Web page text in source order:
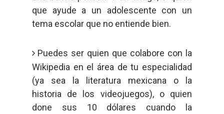
que ayude a un adolescente con un
tema escolar que no entiende bien.
Puedes ser quien que colabore con la
Wikipedia en el área de tu especialidad
(ya sea la literatura mexicana o la
historia de los videojuegos), o quien
done sus 10 dólares cuando la